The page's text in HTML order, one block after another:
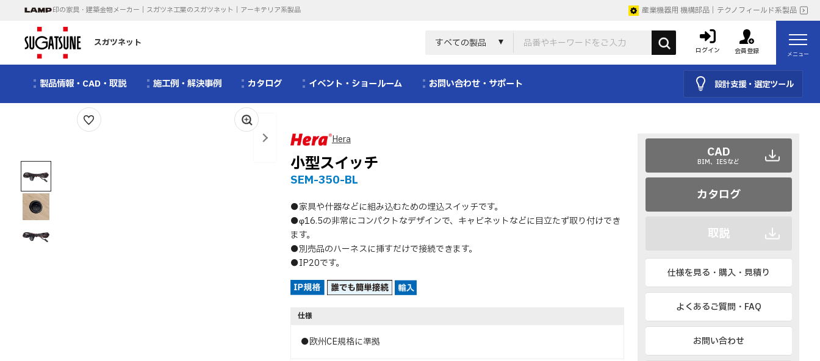
印の家具・建築金物メーカー｜スガツネ工業のスガツネット｜アーキテリア系製品 産業機器用 機構部品｜テクノフィールド系製品
スガツネット すべての製品
ログイン 会員登録 メニュー
製品情報・CAD・取説 施工例・解決事例 カタログ イベント・ショールーム お問い合わせ・サポート 設計支援・選定ツール
Hera
小型スイッチ
SEM-350-BL
●家具や什器などに組み込むための埋込スイッチです。
●φ16.5の非常にコンパクトなデザインで、キャビネットなどに目立たず取り付けでき
ます。
●別売品のハーネスに挿すだけで接続できます。
●IP20です。
仕様
●欧州CE規格に準拠
CAD
BIM、IESなど
カタログ
取説
仕様を見る・購入・見積り
よくあるご質問・FAQ
お問い合わせ